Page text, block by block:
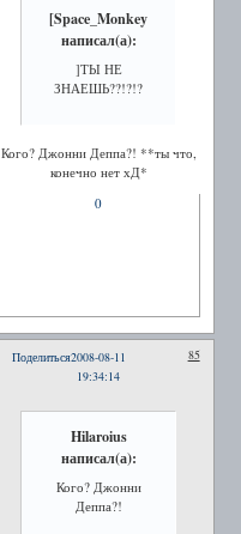
[Space_Monkey
написал(а):
]ТЫ НЕ
ЗНАЕШЬ??!?!?
Кого? Джонни Деппа?! **ты что,
конечно нет хД*
0
Поделиться 85
2008-08-11
19:34:14
Hilaroius
написал(а):
Кого? Джонни
Деппа?!